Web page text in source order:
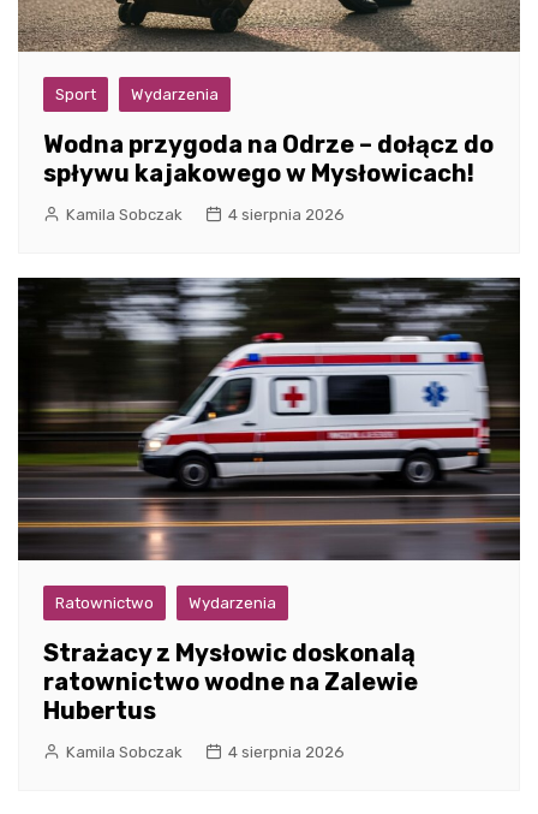
Sport Wydarzenia
Wodna przygoda na Odrze – dołącz do
spływu kajakowego w Mysłowicach!
Kamila Sobczak 4 sierpnia 2026
Ratownictwo Wydarzenia
Strażacy z Mysłowic doskonalą
ratownictwo wodne na Zalewie
Hubertus
Kamila Sobczak 4 sierpnia 2026